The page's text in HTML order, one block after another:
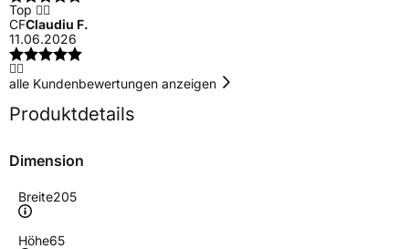
Top 👍🏻
CFClaudiu F.
11.06.2026
👍🏻
alle Kundenbewertungen anzeigen
Produktdetails
Dimension
Breite205
Höhe65